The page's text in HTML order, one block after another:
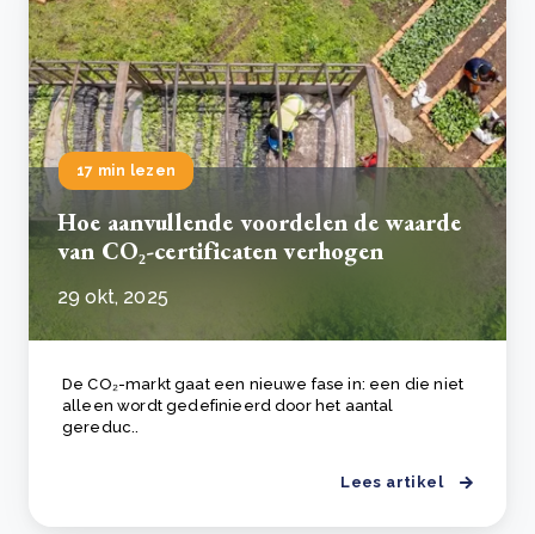
17 min lezen
Hoe aanvullende voordelen de waarde
van CO₂-certificaten verhogen
29 okt, 2025
De CO₂-markt gaat een nieuwe fase in: een die niet
alleen wordt gedefinieerd door het aantal
gereduc..
Lees artikel